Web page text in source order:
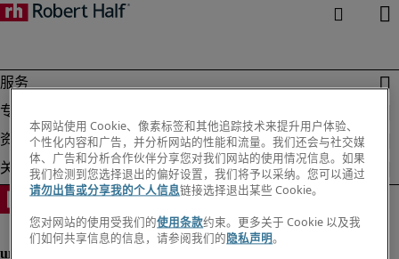
本网站使用 Cookie、像素标签和其他追踪技术来提升用户体验、
个性化内容和广告，并分析网站的性能和流量。我们还会与社交媒
体、广告和分析合作伙伴分享您对我们网站的使用情况信息。如果
我们检测到您选择退出的偏好设置，我们将予以采纳。您可以通过
请勿出售或分享我的个人信息链接选择退出某些 Cookie。
您对网站的使用受我们的使用条款约束。更多关于 Cookie 以及我
们如何共享信息的信息，请参阅我们的隐私声明。